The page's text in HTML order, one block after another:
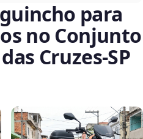
para
no Conjunto
Cruzes‑SP